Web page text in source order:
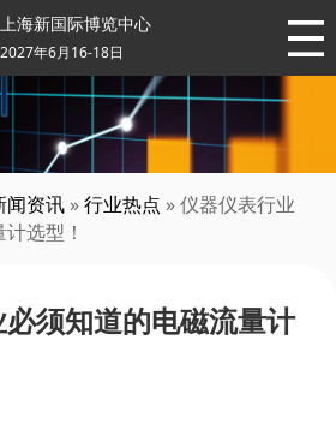
上海新国际博览中心
2027年6月16-18日
闻资讯 »行业热点 » 仪器仪表行业
选型！
须知道的电磁流量计